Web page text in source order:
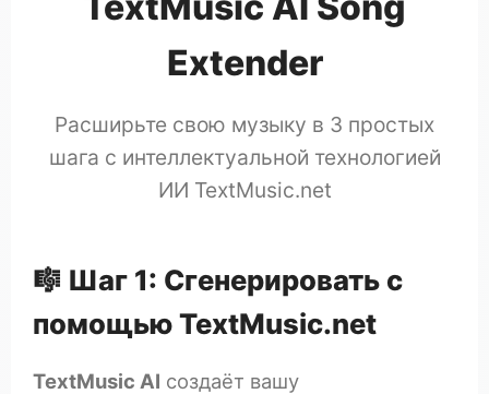
Extender
Расширьте свою музыку в 3 простых
шага с интеллектуальной технологией
ИИ TextMusic.net
🎼 Шаг 1: Сгенерировать с
помощью TextMusic.net
TextMusic AI создаёт вашу